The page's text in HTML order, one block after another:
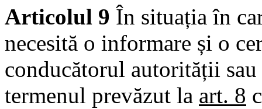
Articolul 9 În situația în
necesită o informare și o
conducătorul autorității
termenul prevăzut la art. 8